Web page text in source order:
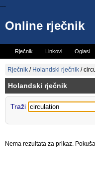
...
Online rječnik
Rječnik Linkovi Oglasi
Vicevi
Rječnik / Holandski rječnik /
Holandski rječnik
Traži
Nema rezultata za prikaz.